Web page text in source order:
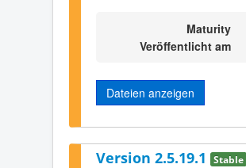
Maturity
Veröffentlicht am
Dateien anzeigen
Version 2.5.19.1 Stable